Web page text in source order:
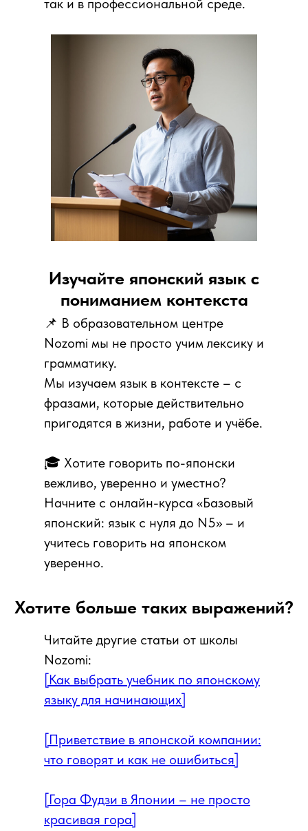
так и в профессиональной среде.
Изучайте японский язык с
пониманием контекста
📌 В образовательном центре
Nozomi мы не просто учим лексику и
грамматику.
Мы изучаем язык в контексте – с
фразами, которые действительно
пригодятся в жизни, работе и учёбе.
🎓 Хотите говорить по-японски
вежливо, уверенно и уместно?
Начните с онлайн-курса «Базовый
японский: язык с нуля до N5» – и
учитесь говорить на японском
уверенно.
Хотите больше таких выражений?
Читайте другие статьи от школы
Nozomi:
[Как выбрать учебник по японскому
языку для начинающих]
[Приветствие в японской компании:
что говорят и как не ошибиться]
[Гора Фудзи в Японии – не просто
красивая гора]